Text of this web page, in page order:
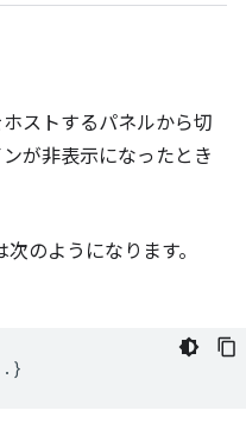
ストするパネルから切
が非表示になったとき
次のようになります。